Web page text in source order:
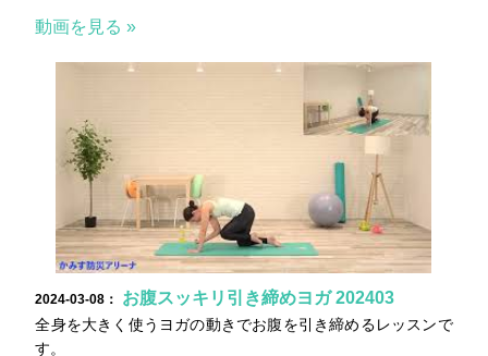
動画を見る »
2024-03-08： お腹スッキリ引き締めヨガ 202403
全身を大きく使うヨガの動きでお腹を引き締めるレッスンで
す。